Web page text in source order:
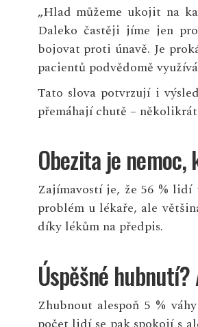
„Hlad můžeme ukojit na
Daleko častěji jíme jen
bojovat proti únavě. Je
pacientů podvědomě
Tato slova potvrzují i
přemáhají chutě – několikrát
Obezita je
Zajímavostí je, že 56 %
problém u lékaře, ale
díky lékům na předpis.
Úspěšné
Zhubnout alespoň 5 %